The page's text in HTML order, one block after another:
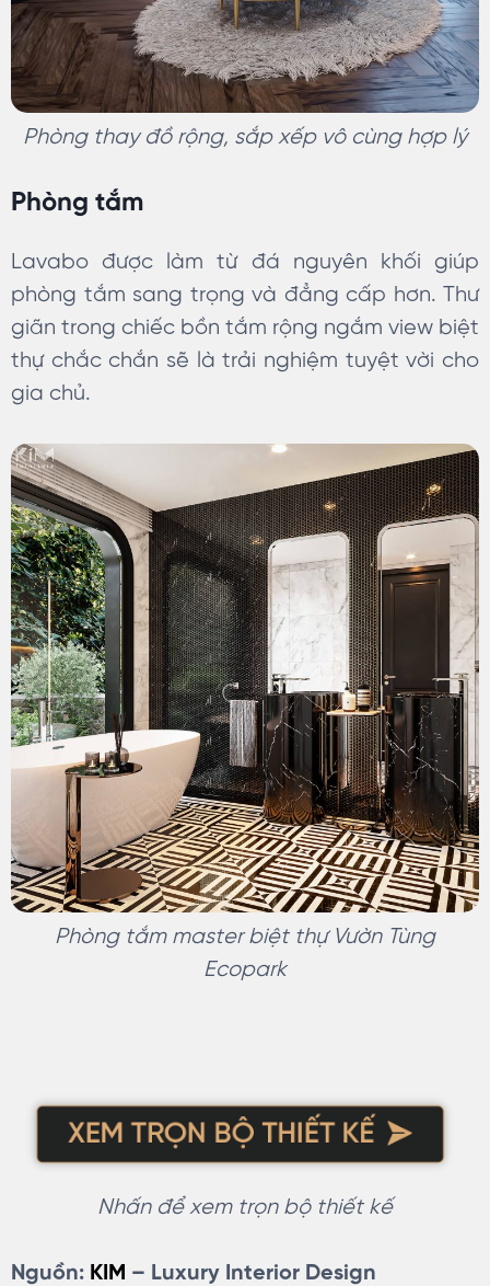
Phòng thay đồ rộng, sắp xếp vô cùng hợp lý
Phòng tắm
Lavabo được làm từ đá nguyên khối giúp
phòng tắm sang trọng và đẳng cấp hơn. Thư
giãn trong chiếc bồn tắm rộng ngắm view biệt
thự chắc chắn sẽ là trải nghiệm tuyệt vời cho
gia chủ.
Phòng tắm master biệt thự Vườn Tùng
Ecopark
Nhấn để xem trọn bộ thiết kế
Nguồn: KIM – Luxury Interior Design